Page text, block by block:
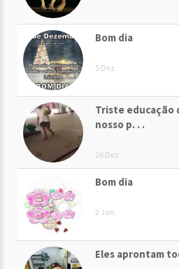
Bom dia
5 Dez
Triste educação
nosso p. . .
26 Dez
Bom dia
2 Jan
Eles aprontam